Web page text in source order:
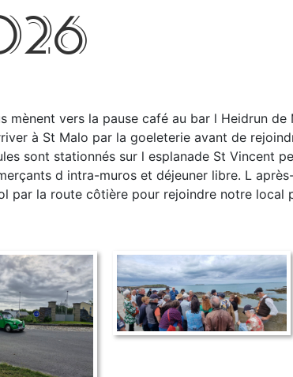
vers la pause café au bar l Heidrun de
à St Malo par la goeleterie avant de
sont stationnés sur l esplanade St Vincent
d intra-muros et déjeuner libre. L
par la route côtière pour rejoindre notre local